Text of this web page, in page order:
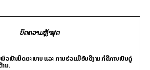
ບົດຄວາມຫຼ້າສຸດ
ວພັນມິດຕະພາບ ແລະ ການຮ່ວມມືອັນດີງາມ ກໍຄືການເປັນຄູ່
ນ.